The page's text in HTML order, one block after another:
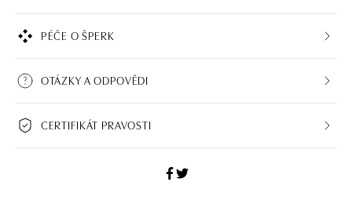
PÉČE O ŠPERK
OTÁZKY A ODPOVĚDI
CERTIFIKÁT PRAVOSTI